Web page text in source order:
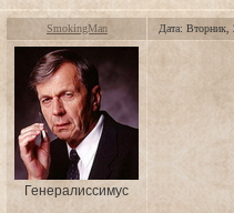
SmokingMan Дата:
Генералиссимус